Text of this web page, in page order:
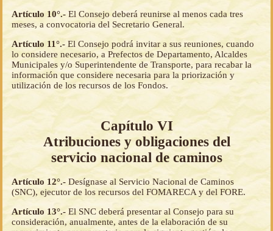
Artículo 10°.- El Consejo deberá reunirse al menos cada tres
meses, a convocatoria del Secretario General.
Artículo 11°.- El Consejo podrá invitar a sus reuniones, cuando
lo considere necesario, a Prefectos de Departamento, Alcaldes
Municipales y/o Superintendente de Transporte, para recabar la
información que considere necesaria para la priorización y
utilización de los recursos de los Fondos.
Capítulo VI
Atribuciones y obligaciones del
servicio nacional de caminos
Artículo 12°.- Desígnase al Servicio Nacional de Caminos
(SNC), ejecutor de los recursos del FOMARECA y del FORE.
Artículo 13°.- El SNC deberá presentar al Consejo para su
consideración, anualmente, antes de la elaboración de su